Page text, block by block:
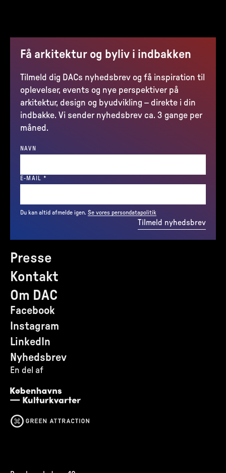
Presse
Kontakt
Om DAC
Facebook
Instagram
LinkedIn
Nyhedsbrev
En del af
Få arkitektur og byliv i indbakken
Tilmeld dig DACs nyhedsbrev og få inspiration til
oplevelser, events og nye perspektiver på
arkitektur, design og byudvikling – direkte i din
indbakke. Vi sender nyhedsbrev ca. 3 gange per
måned.
NAVN
E-MAIL *
Du kan altid afmelde igen. Se vores persondatapolitik
Tilmeld nyhedsbrev